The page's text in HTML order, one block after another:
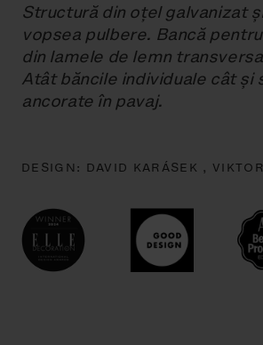
Structură din oțel galvanizat
vopsea pulbere. Bancă
din lamele de lemn
Atât băncile individuale cât și
ancorate în pavaj.
DESIGN: DAVID KARÁSEK ,